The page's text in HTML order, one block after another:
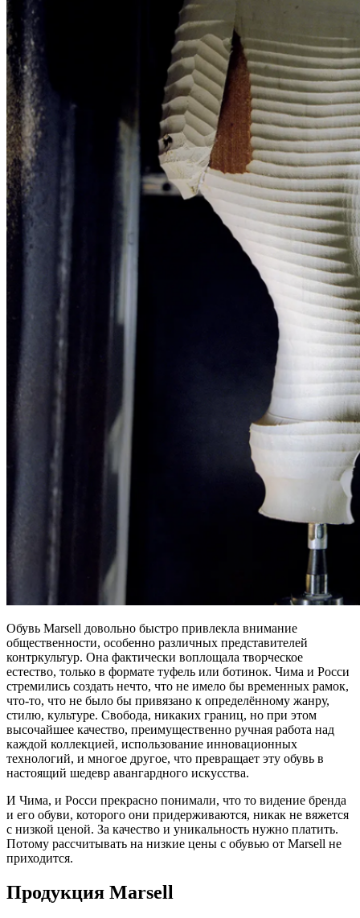
Обувь Marsell довольно быстро привлекла внимание
общественности, особенно различных представителей
контркультур. Она фактически воплощала творческое
естество, только в формате туфель или ботинок. Чима и Росси
стремились создать нечто, что не имело бы временных рамок,
что-то, что не было бы привязано к определённому жанру,
стилю, культуре. Свобода, никаких границ, но при этом
высочайшее качество, преимущественно ручная работа над
каждой коллекцией, использование инновационных
технологий, и многое другое, что превращает эту обувь в
настоящий шедевр авангардного искусства.
И Чима, и Росси прекрасно понимали, что то видение бренда
и его обуви, которого они придерживаются, никак не вяжется
с низкой ценой. За качество и уникальность нужно платить.
Потому рассчитывать на низкие цены с обувью от Marsell не
приходится.
Продукция Marsell